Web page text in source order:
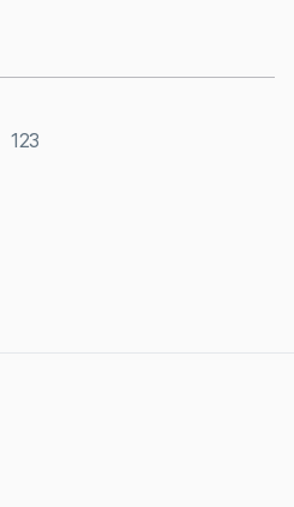
123